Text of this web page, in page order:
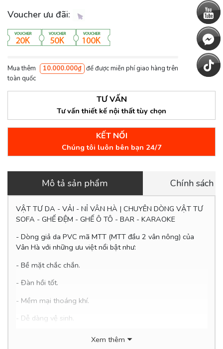
Voucher ưu đãi:
Mua thêm 10.000.000₫ để được miễn phí giao hàng trên
toàn quốc
TƯ VẤN
Tư vấn thiết kế nội thất tùy chọn
KẾT NỐI
Chúng tôi luôn bên bạn 24/7
Mô tả sản phẩm Chính sách
VẬT TƯ DA - VẢI - NỈ VÂN HÀ | CHUYÊN DÒNG VẬT TƯ
SOFA - GHẾ ĐỆM - GHẾ Ô TÔ - BAR - KARAOKE
- Dòng giả da PVC mã MTT (MTT đầu 2 vân nông) của
Vân Hà với những ưu việt nổi bật như:
- Bề mặt chắc chắn.
- Đàn hồi tốt.
- Mềm mại thoáng khí.
- Dễ dàng vệ sinh.
- Thân thiện với môi trường.Xem thêm